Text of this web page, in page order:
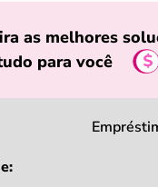
as melhores
para você